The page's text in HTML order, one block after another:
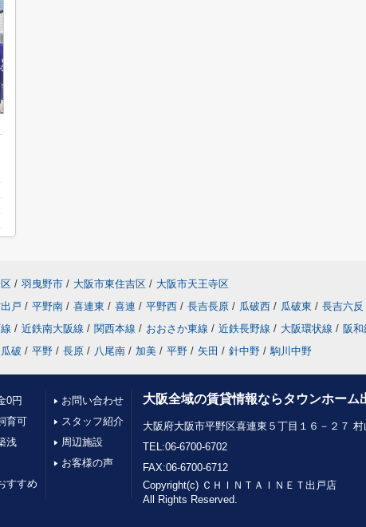
/ 羽曳野市 / 大阪市東住吉区 / 大阪市天王寺区
戸 / 平野南 / 喜連東 / 喜連 / 平野西 / 長吉長原 / 瓜破西 / 瓜破東 / 長吉六反
/ 近鉄南大阪線 / 関西本線 / おおさか東線 / 近鉄長野線 / 大阪環状線 / 阪和
破 / 平野 / 長原 / 八尾南 / 加美 / 平野 / 矢田 / 針中野 / 駒川中野
0円
育可
浅
すすめ
お問い合わせ
スタッフ紹介
周辺施設
お客様の声
大阪全域の賃貸情報ならタウンホーム
大阪府大阪市平野区喜連東５丁目１６－２７
TEL:06-6700-6702
FAX:06-6700-6712
Copyright(c) ＣＨＩＮＴＡＩＮＥＴ出戸店
All Rights Reserved.